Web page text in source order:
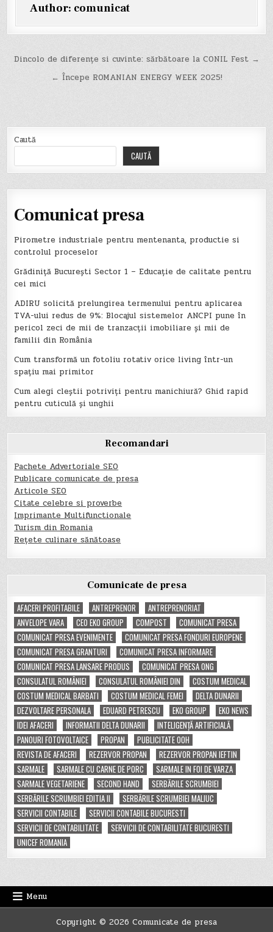
Author: comunicat
Navigare
Dincolo de diferențe si cuvinte: sărbătoare la CONIL Fest →
← Începe ROMANIAN ENERGY WEEK 2025!
Caută
CAUTĂ
Comunicat presa
Pirometre industriale pentru mentenanta, productie si
controlul proceselor
Grădiniță București Sector 1 – Educație de calitate pentru
cei mici
ADIRU solicită prelungirea termenului pentru aplicarea
TVA-ului redus de 9%: Blocajul sistemelor ANCPI pune în
pericol zeci de mii de tranzacții imobiliare și mii de
familii din România
Cum transformă un fotoliu rotativ orice living într-un
spațiu mai primitor
Cum alegi cleștii potriviți pentru manichiură? Ghid rapid
pentru cuticulă și unghii
Recomandari
Pachete Advertoriale SEO
Publicare comunicate de presa
Articole SEO
Citate celebre si proverbe
Imprimante Multifunctionale
Turism din Romania
Rețete culinare sănătoase
Comunicate de presa
AFACERI PROFITABILE
ANTREPRENOR
ANTREPRENORIAT
ANVELOPE VARA
CEO EKO GROUP COMPOST
COMUNICAT PRESA
COMUNICAT PRESA EVENIMENTE
COMUNICAT PRESA FONDURI EUROPENE
COMUNICAT PRESA GRANTURI
COMUNICAT PRESA INFORMARE
COMUNICAT PRESA LANSARE PRODUS
COMUNICAT PRESA ONG
CONSULATUL ROMÂNIEI
CONSULATUL ROMÂNIEI DIN
COSTUM MEDICAL
COSTUM MEDICAL BARBATI
COSTUM MEDICAL FEMEI
DELTA DUNARII
DEZVOLTARE PERSONALA
EDUARD PETRESCU EKO GROUP
EKO NEWS
IDEI AFACERI
INFORMATII DELTA DUNARII
INTELIGENȚĂ ARTIFICIALĂ
PANOURI FOTOVOLTAICE
PROPAN
PUBLICITATE OOH
REVISTA DE AFACERI
REZERVOR PROPAN
REZERVOR PROPAN IEFTIN
SARMALE
SARMALE CU CARNE DE PORC
SARMALE IN FOI DE VARZA
SARMALE VEGETARIENE
SECOND HAND
SERBĂRILE SCRUMBIEI
SERBĂRILE SCRUMBIEI EDITIA II
SERBĂRILE SCRUMBIEI MALIUC
SERVICII CONTABILE
SERVICII CONTABILE BUCURESTI
SERVICII DE CONTABILITATE
SERVICII DE CONTABILITATE BUCURESTI
UNICEF ROMANIA
Menu
Copyright © 2026 Comunicate de presa